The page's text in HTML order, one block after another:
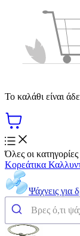
Το καλάθι είναι
Όλες οι κατηγορίες
Κορεάτικα
Ψάχνεις για